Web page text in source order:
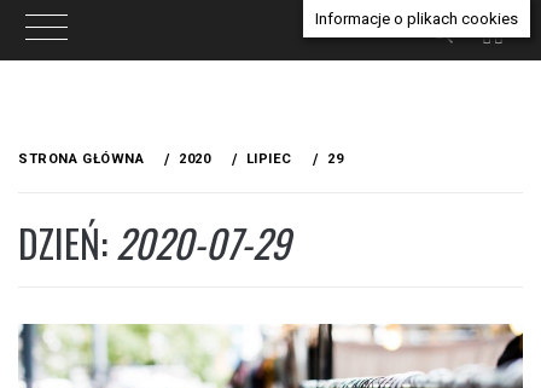
STRONA GŁÓWNA 2020 LIPIEC 29
DZIEŃ:2020-07-29
Informacje o plikach cookies